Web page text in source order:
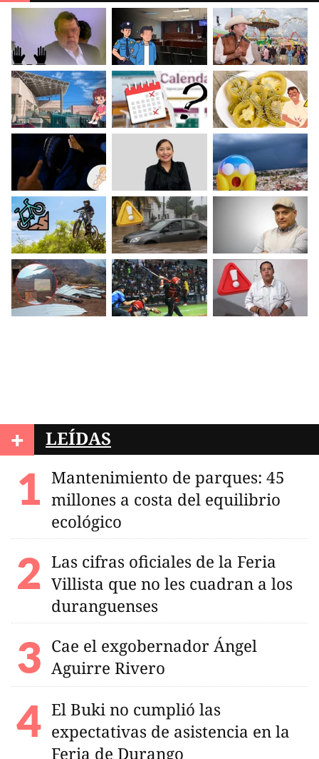
+ LEÍDAS
Mantenimiento de parques: 45
millones a costa del equilibrio
ecológico
Las cifras oficiales de la Feria
Villista que no les cuadran a los
duranguenses
Cae el exgobernador Ángel
Aguirre Rivero
El Buki no cumplió las
expectativas de asistencia en la
Feria de Durango